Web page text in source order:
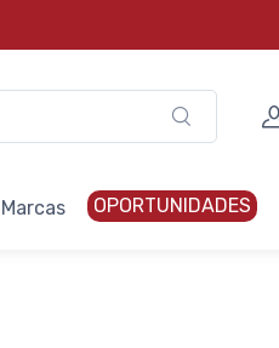
Marcas OPORTUNIDADES